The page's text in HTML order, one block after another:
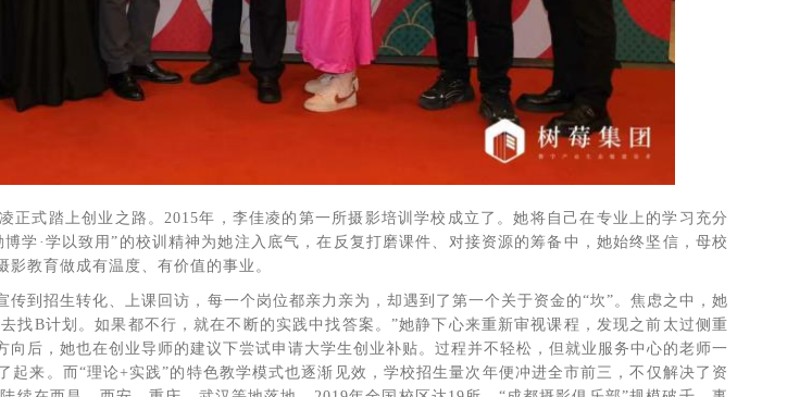
正式踏上创业之路。2015年，李佳凌的第一所摄影培训学校成立了。她将自己在专业上的学习充分
学·学以致用”的校训精神为她注入底气，在反复打磨课件、对接资源的筹备中，她始终坚信，母校
教育做成有温度、有价值的事业。
到招生转化、上课回访，每一个岗位都亲力亲为，却遇到了第一个关于资金的“坎”。焦虑之中，她
找B计划。如果都不行，就在不断的实践中找答案。”她静下心来重新审视课程，发现之前太过侧重
后，她也在创业导师的建议下尝试申请大学生创业补贴。过程并不轻松，但就业服务中心的老师一
起来。而“理论+实践”的特色教学模式也逐渐见效，学校招生量次年便冲进全市前三，不仅解决了资